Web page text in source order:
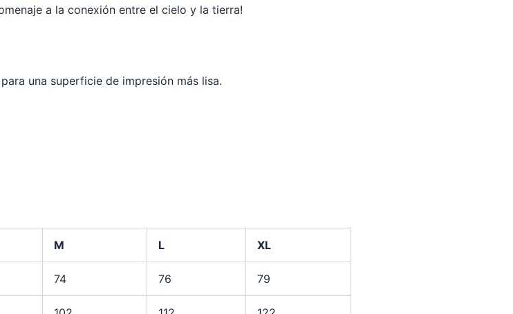
a la conexión entre el cielo y la tierra!
una superficie de impresión más lisa.
M L XL
74 76 79